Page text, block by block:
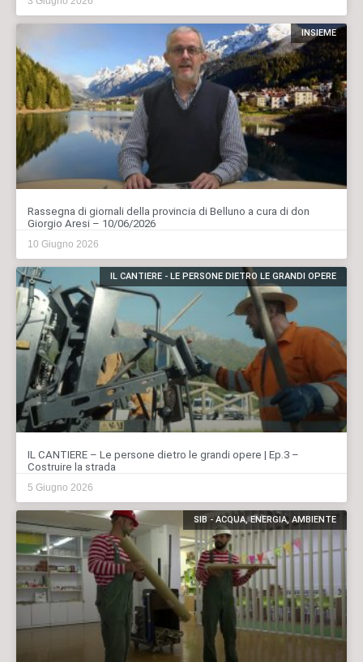
INSIEME
Rassegna di giornali della provincia di Belluno a cura di don
Giorgio Aresi – 10/06/2026
10 Giugno 2026
IL CANTIERE - LE PERSONE DIETRO LE GRANDI OPERE
IL CANTIERE – Le persone dietro le grandi opere | Ep.3 –
Costruire la strada
5 Giugno 2026
SIB - ACQUA, ENERGIA, AMBIENTE